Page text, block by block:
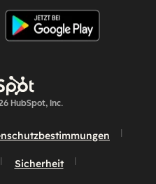
HubSpot, Inc.
Sicherheit